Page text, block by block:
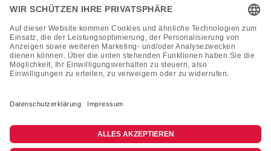
Impressum
Vertrag widerrufen
KONTAKT
Montag-Freitag 10:00-18:00 Uhr
+49 (0)2133 210433
shop@dienadel.de